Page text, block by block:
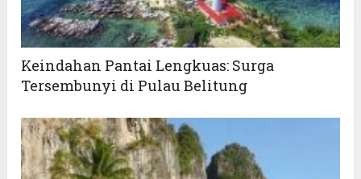
Keindahan Pantai Lengkuas: Surga
Tersembunyi di Pulau Belitung